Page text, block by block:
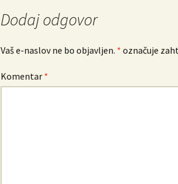
Dodaj odgovor
Vaš e-naslov ne bo objavljen. * označuje
Komentar *